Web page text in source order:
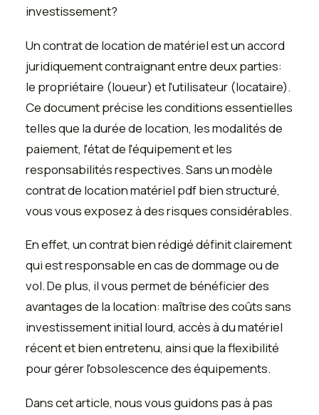
investissement?
Un contrat de location de matériel est un accord
juridiquement contraignant entre deux parties:
le propriétaire (loueur) et l'utilisateur (locataire).
Ce document précise les conditions essentielles
telles que la durée de location, les modalités de
paiement, l'état de l'équipement et les
responsabilités respectives. Sans un modèle
contrat de location matériel pdf bien structuré,
vous vous exposez à des risques considérables.
En effet, un contrat bien rédigé définit clairement
qui est responsable en cas de dommage ou de
vol. De plus, il vous permet de bénéficier des
avantages de la location: maîtrise des coûts sans
investissement initial lourd, accès à du matériel
récent et bien entretenu, ainsi que la flexibilité
pour gérer l'obsolescence des équipements.
Dans cet article, nous vous guidons pas à pas